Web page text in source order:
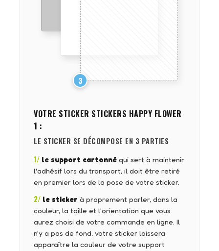
3
VOTRE STICKER STICKERS HAPPY FLOWER
1 :
LE STICKER SE DÉCOMPOSE EN 3 PARTIES
1/ le support cartonné qui sert à maintenir
l'adhésif lors du transport, il doit être retiré
en premier lors de la pose de votre sticker.
2/ le sticker à proprement parler, dans la
couleur, la taille et l'orientation que vous
aurez choisi de votre commande en ligne. Il
n'y a pas de fond, votre sticker laissera
apparaître la couleur de votre support